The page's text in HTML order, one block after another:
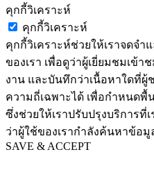
คุกกี้วิเคราะห์
คุกกี้วิเคราะห์
คุกกี้วิเคราะห์ช่วยให้เราจดจำ
ของเรา เพื่อดูว่าผู้เยี่ยมชมเข้า
งาน และบันทึกว่าเนื้อหาใดที่ผู้
ความถี่เฉพาะได้ เพื่อกำหนดพื้
ซึ่งช่วยให้เราปรับปรุงบริการที่
ว่าผู้ใช้ของเรากำลังค้นหาข้อ
SAVE & ACCEPT